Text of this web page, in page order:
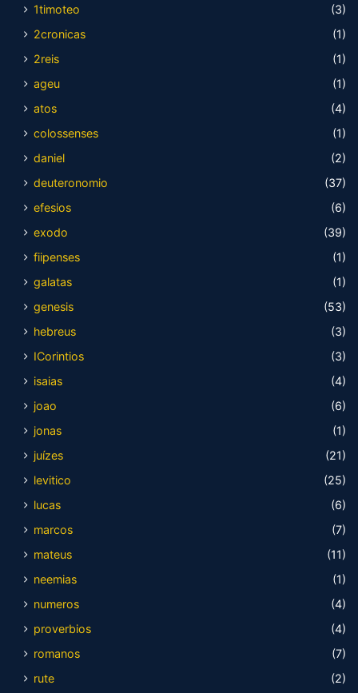
1timoteo
(3)
2cronicas
(1)
2reis
(1)
ageu
(1)
atos
(4)
colossenses
(1)
daniel
(2)
deuteronomio
(37)
efesios
(6)
exodo
(39)
fiipenses
(1)
galatas
(1)
genesis
(53)
hebreus
(3)
ICorintios
(3)
isaias
(4)
joao
(6)
jonas
(1)
juízes
(21)
levitico
(25)
lucas
(6)
marcos
(7)
mateus
(11)
neemias
(1)
numeros
(4)
proverbios
(4)
romanos
(7)
rute
(2)